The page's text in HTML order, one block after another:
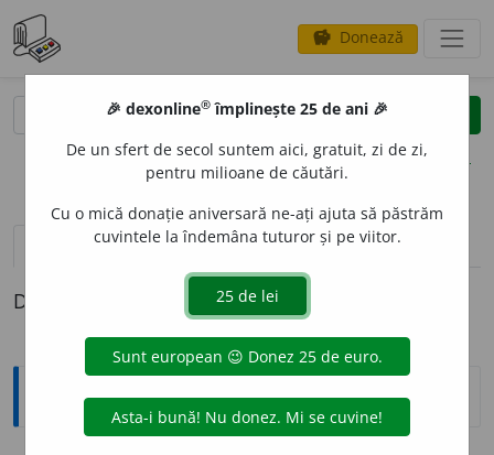
savings Donează
clear
opțiuni
definiții (1)
Definiția cu ID-ul 25334:
Explicative DEX
🎉 dexonline® împlinește 25 de ani 🎉
De un sfert de secol suntem aici, gratuit, zi de zi,
pentru milioane de căutări.
Cu o mică donație aniversară ne-ați ajuta să păstrăm
cuvintele la îndemâna tuturor și pe viitor.